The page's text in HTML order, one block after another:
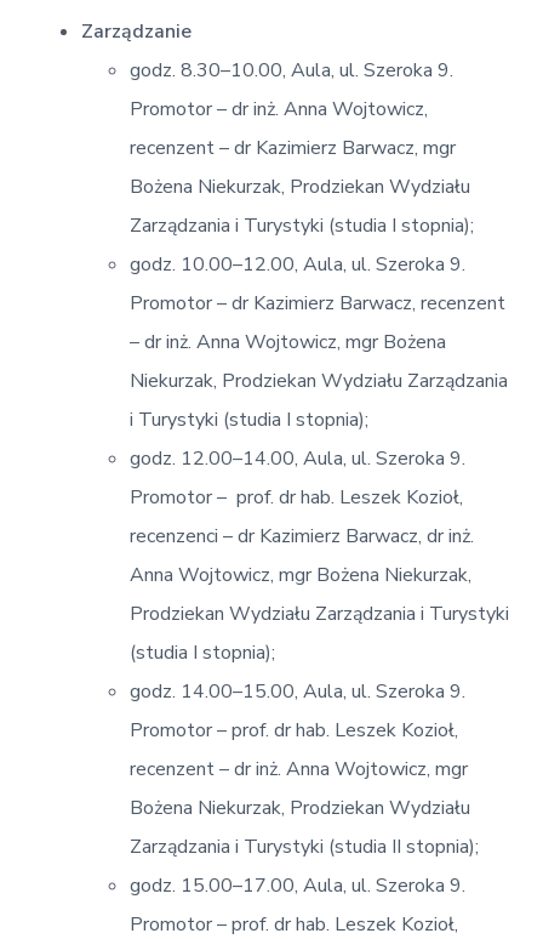
Zarządzanie
godz. 8.30–10.00, Aula, ul. Szeroka 9.
Promotor – dr inż. Anna Wojtowicz,
recenzent – dr Kazimierz Barwacz, mgr
Bożena Niekurzak, Prodziekan Wydziału
Zarządzania i Turystyki (studia I stopnia);
godz. 10.00–12.00, Aula, ul. Szeroka 9.
Promotor – dr Kazimierz Barwacz, recenzent
– dr inż. Anna Wojtowicz, mgr Bożena
Niekurzak, Prodziekan Wydziału Zarządzania
i Turystyki (studia I stopnia);
godz. 12.00–14.00, Aula, ul. Szeroka 9.
Promotor – prof. dr hab. Leszek Kozioł,
recenzenci – dr Kazimierz Barwacz, dr inż.
Anna Wojtowicz, mgr Bożena Niekurzak,
Prodziekan Wydziału Zarządzania i Turystyki
(studia I stopnia);
godz. 14.00–15.00, Aula, ul. Szeroka 9.
Promotor – prof. dr hab. Leszek Kozioł,
recenzent – dr inż. Anna Wojtowicz, mgr
Bożena Niekurzak, Prodziekan Wydziału
Zarządzania i Turystyki (studia II stopnia);
godz. 15.00–17.00, Aula, ul. Szeroka 9.
Promotor – prof. dr hab. Leszek Kozioł,